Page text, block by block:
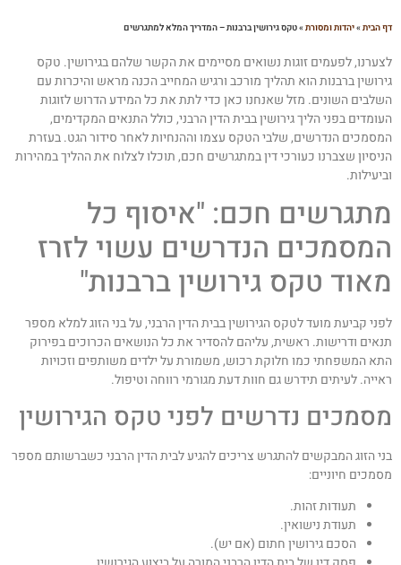
הבית»יהדות ומסורת»טקס גירושין ברבנות – המדריך המלא למתגרשים
לפעמים זוגות נשואים מסיימים את הקשר שלהם בגירושין. טקס
ברבנות הוא תהליך מורכב ורגיש המחייב הכנה מראש והיכרות עם
השונים. מזל שאנחנו כאן כדי לתת את כל המידע הדרוש לזוגות
בפני הליך גירושין בבית הדין הרבני, כולל התנאים המקדימים,
הנדרשים, שלבי הטקס עצמו וההנחיות לאחר סידור הגט. בעזרת
שצברנו כעורכי דין במתגרשים חכם, תוכלו לצלוח את ההליך במהירות
חכם: "איסוף כל
הנדרשים עשוי לזרז
טקס גירושין ברבנות"
קביעת מועד לטקס הגירושין בבית הדין הרבני, על בני הזוג למלא מספר
ודרישות. ראשית, עליהם להסדיר את כל הנושאים הכרוכים בפירוק
המשפחתי כמו חלוקת רכוש, משמורת על ילדים משותפים וזכויות
לעיתים תידרש גם חוות דעת מגורמי רווחה וטיפול.
נדרשים לפני טקס הגירושין
הזוג המבקשים להתגרש צריכים להגיע לבית הדין הרבני כשברשותם מספר
חיוניים:
תעודות זהות.
תעודת נישואין.
הסכם גירושין חתום (אם יש).